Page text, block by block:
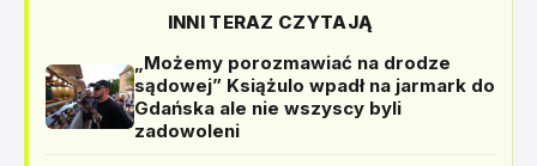
INNI TERAZ CZYTAJĄ
„Możemy porozmawiać na drodze
sądowej” Książulo wpadł na jarmark do
Gdańska ale nie wszyscy byli
zadowoleni